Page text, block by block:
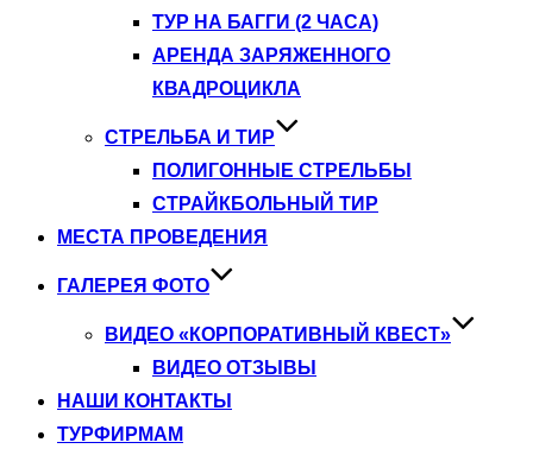
ТУР НА БАГГИ (2 ЧАСА)
АРЕНДА ЗАРЯЖЕННОГО
КВАДРОЦИКЛА
СТРЕЛЬБА И ТИР
ПОЛИГОННЫЕ СТРЕЛЬБЫ
СТРАЙКБОЛЬНЫЙ ТИР
МЕСТА ПРОВЕДЕНИЯ
ГАЛЕРЕЯ ФОТО
ВИДЕО «КОРПОРАТИВНЫЙ КВЕСТ»
ВИДЕО ОТЗЫВЫ
НАШИ КОНТАКТЫ
ТУРФИРМАМ